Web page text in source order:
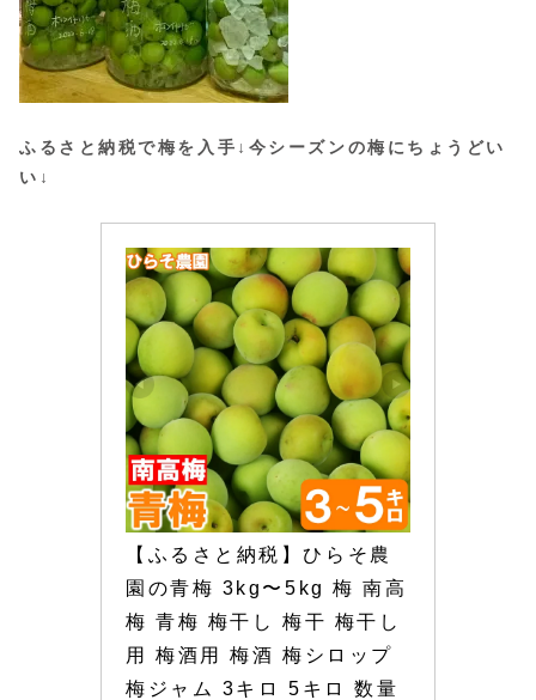
ふるさと納税で梅を入手↓今シーズンの梅にちょうどい
い↓
【ふるさと納税】ひらそ農
園の青梅 3kg〜5kg 梅 南高
梅 青梅 梅干し 梅干 梅干し
用 梅酒用 梅酒 梅シロップ
梅ジャム 3キロ 5キロ 数量